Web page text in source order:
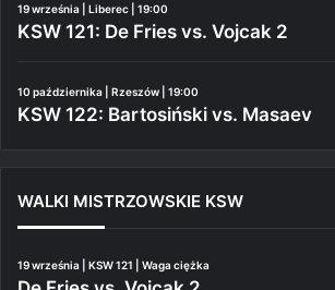
19 września | Liberec | 19:00
KSW 121: De Fries vs. Vojcak 2
10 października | Rzeszów | 19:00
KSW 122: Bartosiński vs. Masaev
WALKI MISTRZOWSKIE KSW
19 września | KSW 121 | Waga ciężka